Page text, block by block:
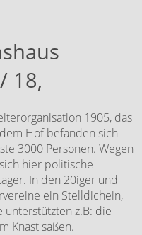
18,
1905, das
Hof befanden sich
3000 Personen. Wegen
hier politische
In den 20iger und
ein Stelldichein,
unterstützten z.B: die
Knast saßen.